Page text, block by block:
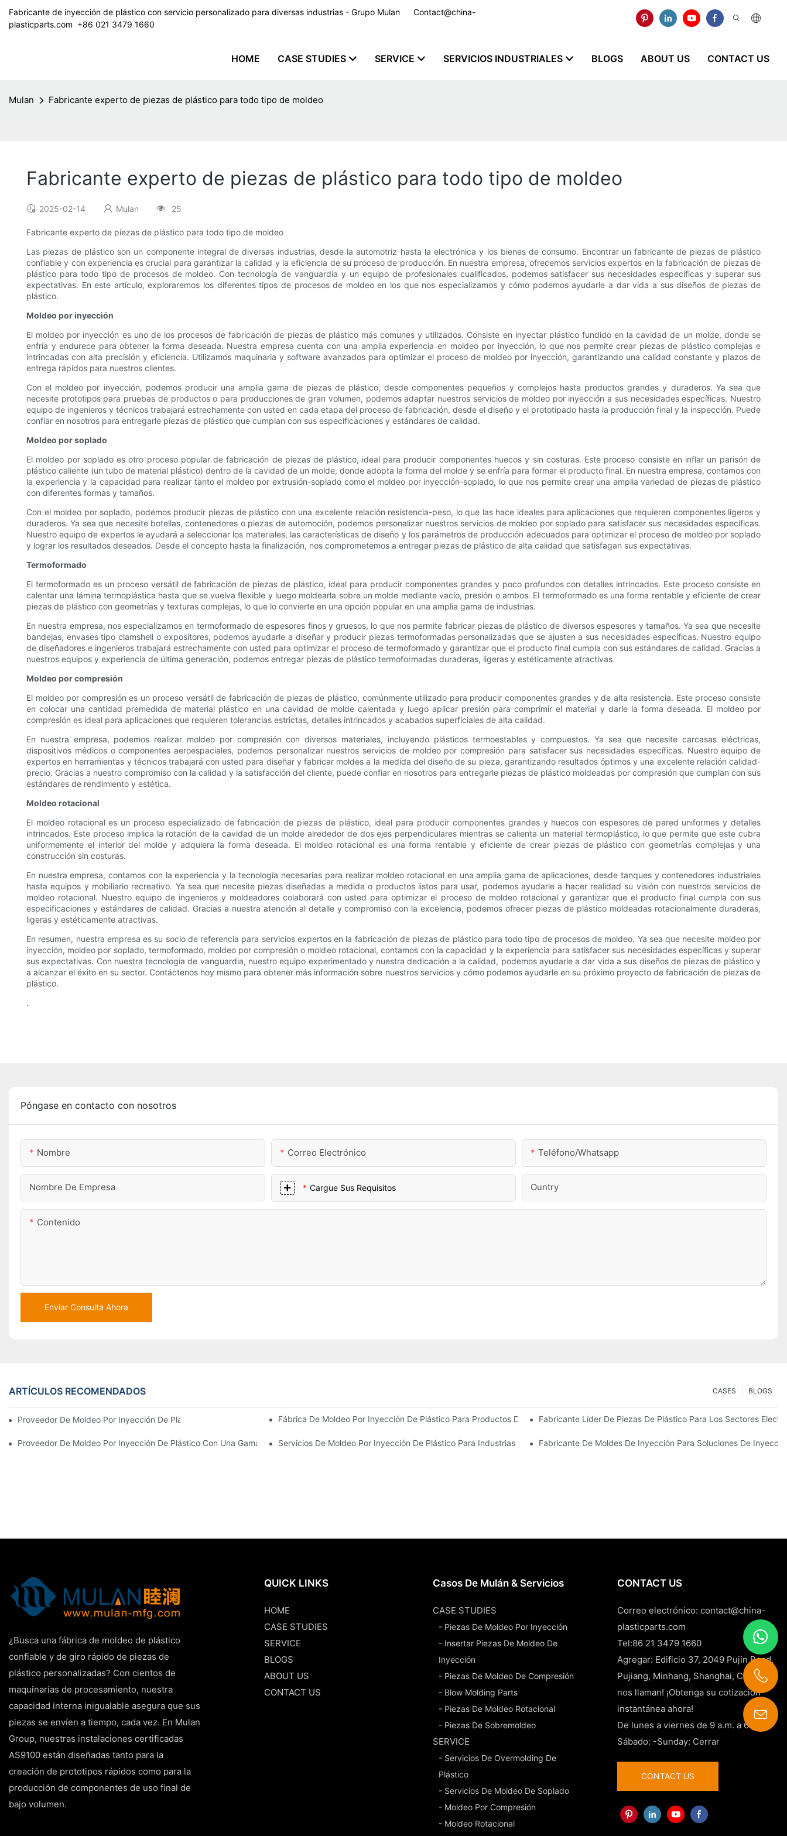
Fabricante de inyección de plástico con servicio personalizado para diversas industrias - Grupo Mulan
Contact@china-
plasticparts.com ​​​​​​​ +86 021 3479 1660
HOME CASE STUDIES SERVICE SERVICIOS INDUSTRIALES BLOGS ABOUT US CONTACT US
Mulan Fabricante experto de piezas de plástico para todo tipo de moldeo
Fabricante experto de piezas de plástico para todo tipo de moldeo
2025-02-14 Mulan 25
Fabricante experto de piezas de plástico para todo tipo de moldeo
Las piezas de plástico son un componente integral de diversas industrias, desde la automotriz hasta la electrónica y los bienes de consumo. Encontrar un fabricante de piezas de plástico
confiable y con experiencia es crucial para garantizar la calidad y la eficiencia de su proceso de producción. En nuestra empresa, ofrecemos servicios expertos en la fabricación de piezas de
plástico para todo tipo de procesos de moldeo. Con tecnología de vanguardia y un equipo de profesionales cualificados, podemos satisfacer sus necesidades específicas y superar sus
expectativas. En este artículo, exploraremos los diferentes tipos de procesos de moldeo en los que nos especializamos y cómo podemos ayudarle a dar vida a sus diseños de piezas de
plástico.
Moldeo por inyección
El moldeo por inyección es uno de los procesos de fabricación de piezas de plástico más comunes y utilizados. Consiste en inyectar plástico fundido en la cavidad de un molde, donde se
enfría y endurece para obtener la forma deseada. Nuestra empresa cuenta con una amplia experiencia en moldeo por inyección, lo que nos permite crear piezas de plástico complejas e
intrincadas con alta precisión y eficiencia. Utilizamos maquinaria y software avanzados para optimizar el proceso de moldeo por inyección, garantizando una calidad constante y plazos de
entrega rápidos para nuestros clientes.
Con el moldeo por inyección, podemos producir una amplia gama de piezas de plástico, desde componentes pequeños y complejos hasta productos grandes y duraderos. Ya sea que
necesite prototipos para pruebas de productos o para producciones de gran volumen, podemos adaptar nuestros servicios de moldeo por inyección a sus necesidades específicas. Nuestro
equipo de ingenieros y técnicos trabajará estrechamente con usted en cada etapa del proceso de fabricación, desde el diseño y el prototipado hasta la producción final y la inspección. Puede
confiar en nosotros para entregarle piezas de plástico que cumplan con sus especificaciones y estándares de calidad.
Moldeo por soplado
El moldeo por soplado es otro proceso popular de fabricación de piezas de plástico, ideal para producir componentes huecos y sin costuras. Este proceso consiste en inflar un parisón de
plástico caliente (un tubo de material plástico) dentro de la cavidad de un molde, donde adopta la forma del molde y se enfría para formar el producto final. En nuestra empresa, contamos con
la experiencia y la capacidad para realizar tanto el moldeo por extrusión-soplado como el moldeo por inyección-soplado, lo que nos permite crear una amplia variedad de piezas de plástico
con diferentes formas y tamaños.
Con el moldeo por soplado, podemos producir piezas de plástico con una excelente relación resistencia-peso, lo que las hace ideales para aplicaciones que requieren componentes ligeros y
duraderos. Ya sea que necesite botellas, contenedores o piezas de automoción, podemos personalizar nuestros servicios de moldeo por soplado para satisfacer sus necesidades específicas.
Nuestro equipo de expertos le ayudará a seleccionar los materiales, las características de diseño y los parámetros de producción adecuados para optimizar el proceso de moldeo por soplado
y lograr los resultados deseados. Desde el concepto hasta la finalización, nos comprometemos a entregar piezas de plástico de alta calidad que satisfagan sus expectativas.
Termoformado
El termoformado es un proceso versátil de fabricación de piezas de plástico, ideal para producir componentes grandes y poco profundos con detalles intrincados. Este proceso consiste en
calentar una lámina termoplástica hasta que se vuelva flexible y luego moldearla sobre un molde mediante vacío, presión o ambos. El termoformado es una forma rentable y eficiente de crear
piezas de plástico con geometrías y texturas complejas, lo que lo convierte en una opción popular en una amplia gama de industrias.
En nuestra empresa, nos especializamos en termoformado de espesores finos y gruesos, lo que nos permite fabricar piezas de plástico de diversos espesores y tamaños. Ya sea que necesite
bandejas, envases tipo clamshell o expositores, podemos ayudarle a diseñar y producir piezas termoformadas personalizadas que se ajusten a sus necesidades específicas. Nuestro equipo
de diseñadores e ingenieros trabajará estrechamente con usted para optimizar el proceso de termoformado y garantizar que el producto final cumpla con sus estándares de calidad. Gracias a
nuestros equipos y experiencia de última generación, podemos entregar piezas de plástico termoformadas duraderas, ligeras y estéticamente atractivas.
Moldeo por compresión
El moldeo por compresión es un proceso versátil de fabricación de piezas de plástico, comúnmente utilizado para producir componentes grandes y de alta resistencia. Este proceso consiste
en colocar una cantidad premedida de material plástico en una cavidad de molde calentada y luego aplicar presión para comprimir el material y darle la forma deseada. El moldeo por
compresión es ideal para aplicaciones que requieren tolerancias estrictas, detalles intrincados y acabados superficiales de alta calidad.
En nuestra empresa, podemos realizar moldeo por compresión con diversos materiales, incluyendo plásticos termoestables y compuestos. Ya sea que necesite carcasas eléctricas,
dispositivos médicos o componentes aeroespaciales, podemos personalizar nuestros servicios de moldeo por compresión para satisfacer sus necesidades específicas. Nuestro equipo de
expertos en herramientas y técnicos trabajará con usted para diseñar y fabricar moldes a la medida del diseño de su pieza, garantizando resultados óptimos y una excelente relación calidad-
precio. Gracias a nuestro compromiso con la calidad y la satisfacción del cliente, puede confiar en nosotros para entregarle piezas de plástico moldeadas por compresión que cumplan con sus
estándares de rendimiento y estética.
Moldeo rotacional
El moldeo rotacional es un proceso especializado de fabricación de piezas de plástico, ideal para producir componentes grandes y huecos con espesores de pared uniformes y detalles
intrincados. Este proceso implica la rotación de la cavidad de un molde alrededor de dos ejes perpendiculares mientras se calienta un material termoplástico, lo que permite que este cubra
uniformemente el interior del molde y adquiera la forma deseada. El moldeo rotacional es una forma rentable y eficiente de crear piezas de plástico con geometrías complejas y una
construcción sin costuras.
En nuestra empresa, contamos con la experiencia y la tecnología necesarias para realizar moldeo rotacional en una amplia gama de aplicaciones, desde tanques y contenedores industriales
hasta equipos y mobiliario recreativo. Ya sea que necesite piezas diseñadas a medida o productos listos para usar, podemos ayudarle a hacer realidad su visión con nuestros servicios de
moldeo rotacional. Nuestro equipo de ingenieros y moldeadores colaborará con usted para optimizar el proceso de moldeo rotacional y garantizar que el producto final cumpla con sus
especificaciones y estándares de calidad. Gracias a nuestra atención al detalle y compromiso con la excelencia, podemos ofrecer piezas de plástico moldeadas rotacionalmente duraderas,
ligeras y estéticamente atractivas.
En resumen, nuestra empresa es su socio de referencia para servicios expertos en la fabricación de piezas de plástico para todo tipo de procesos de moldeo. Ya sea que necesite moldeo por
inyección, moldeo por soplado, termoformado, moldeo por compresión o moldeo rotacional, contamos con la capacidad y la experiencia para satisfacer sus necesidades específicas y superar
sus expectativas. Con nuestra tecnología de vanguardia, nuestro equipo experimentado y nuestra dedicación a la calidad, podemos ayudarle a dar vida a sus diseños de piezas de plástico y
a alcanzar el éxito en su sector. Contáctenos hoy mismo para obtener más información sobre nuestros servicios y cómo podemos ayudarle en su próximo proyecto de fabricación de piezas de
plástico.
.
Póngase en contacto con nosotros
Nombre Correo Electrónico Teléfono/whatsapp
Nombre De Empresa Cargue Sus Requisitos Ountry
Contenido
Enviar Consulta Ahora
ARTÍCULOS RECOMENDADOS BLOGS
CASES
Proveedor De Moldeo Por Inyección De Plástico Con Amplia Experiencia En La IndustriaFábrica De Moldeo Por Inyección De Plástico Para Productos De Primera CalidadFabricante Líder De Piezas De Plástico Para Los Sectores
Proveedor De Moldeo Por Inyección De Plástico Con Una Gama De Productos DiversaServicios De Moldeo Por Inyección De Plástico Para Industrias EspecializadasFabricante De Moldes De Inyección Para Soluciones De
¿Busca una fábrica de moldeo de plástico
confiable y de giro rápido de piezas de
plástico personalizadas? Con cientos de
maquinarias de procesamiento, nuestra
capacidad interna inigualable asegura que sus
piezas se envíen a tiempo, cada vez. En Mulan
Group, nuestras instalaciones certificadas
AS9100 están diseñadas tanto para la
creación de prototipos rápidos como para la
producción de componentes de uso final de
bajo volumen.
QUICK LINKS
HOME
CASE STUDIES
SERVICE
BLOGS
ABOUT US
CONTACT US
Casos De Mulán & Servicios
CASE STUDIES
- Piezas De Moldeo Por Inyección
- Insertar Piezas De Moldeo De
Inyección
- Piezas De Moldeo De Compresión
- Blow Molding Parts
- Piezas De Moldeo Rotacional
- Piezas De Sobremoldeo
SERVICE
- Servicios De Overmolding De
Plástico
- Servicios De Moldeo De Soplado
- Moldeo Por Compresión
- Moldeo Rotacional
CONTACT US
Correo electrónico:contact@china-
plasticparts.com
Tel:86 21 3479 1660
Agregar: Edificio 37, 2049 Pujin Road,
Pujiang, Minhang, Shanghai, China
nos llaman! ¡Obtenga su cotización
instantánea ahora!
De lunes a viernes de 9 a.m. a 6 p.m.
Sábado: -Sunday: Cerrar
CONTACT US